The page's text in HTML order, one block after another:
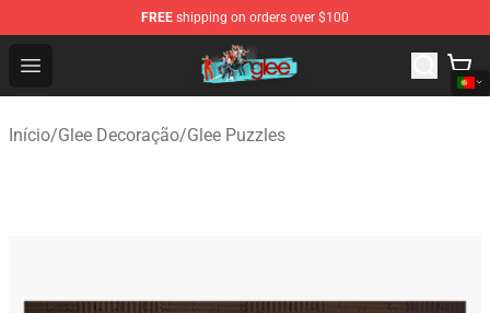
FREE shipping on orders over $100
Open menu
Glee Store - Official Glee Merchandise Shop
Início/Glee Decoração/Glee Puzzles